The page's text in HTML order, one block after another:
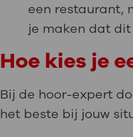
een restaurant,
je maken dat
Hoe kies je
Bij de hoor-expert
het beste bij jouw